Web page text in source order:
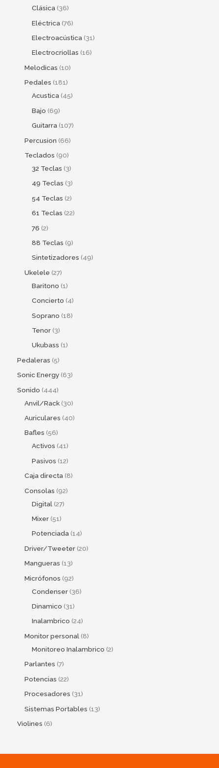
Clásica 36
Eléctrica 76
Electroacústica 31
Electrocriollas 16
Melodicas 10
Pedales 181
Acustica 45
Bajo 69
Guitarra 107
Percusion 66
Teclados 90
32 Teclas 3
49 Teclas 3
54 Teclas 2
61 Teclas 22
76 2
88 Teclas 9
Sintetizadores 49
Ukelele 27
Baritono 1
Concierto 4
Soprano 18
Tenor 3
Ukubass 1
Pedaleras 5
Sonic Energy 63
Sonido 444
Anvil/Rack 30
Auriculares 40
Bafles 56
Activos 41
Pasivos 12
Caja directa 8
Consolas 92
Digital 27
Mixer 51
Potenciada 14
Driver/Tweeter 20
Mangueras 13
Micrófonos 92
Condenser 36
Dinamico 31
Inalambrico 24
Monitor personal 8
Monitoreo Inalambrico 2
Parlantes 7
Potencias 22
Procesadores 31
Sistemas Portables 13
Violines 6